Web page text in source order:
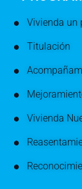
Vivienda un
Titulación
Vivienda